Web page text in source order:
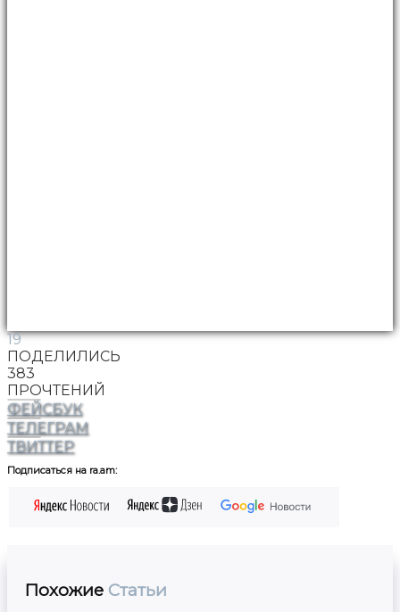
19
ПОДЕЛИЛИСЬ
383
ПРОЧТЕНИЙ
ФЕЙСБУК
ТЕЛЕГРАМ
ТВИТТЕР
Подписаться на ra.am:
Похожие Статьи